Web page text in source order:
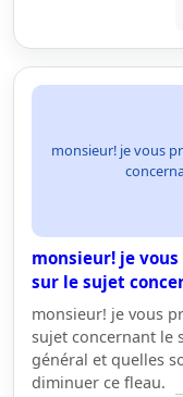
monsieur! je vous
monsieur! je
sur le sujet
monsieur! je vous
sujet concernant le
général et quelles
diminuer ce fleau.